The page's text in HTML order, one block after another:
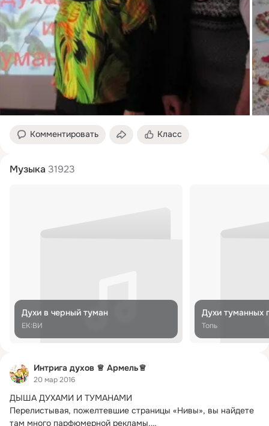
Комментировать Класс
Музыка 31923
Духи в черный туман
ЕК:ВИ
Духи туманных
Топь
Интрига духов ♕ Армель♕
20 мар 2016
ДЫША ДУХАМИ И ТУМАНАМИ
Перелистывая, пожелтевшие страницы «Нивы», вы найдете
там много парфюмерной рекламы.